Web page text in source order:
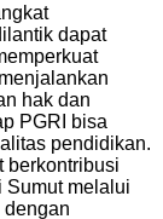
dapat
hak dan
PGRI bisa
pendidikan.
berkontribusi
Sumut melalui
dengan